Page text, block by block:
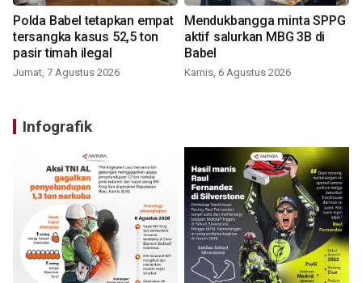
Polda Babel tetapkan empat
tersangka kasus 52,5 ton
pasir timah ilegal
Jumat, 7 Agustus 2026
Mendukbangga minta SPPG
aktif salurkan MBG 3B di
Babel
Kamis, 6 Agustus 2026
Infografik